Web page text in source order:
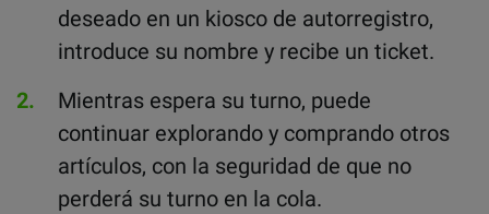
deseado en un kiosco de autorregistro,
introduce su nombre y recibe un ticket.
Mientras espera su turno, puede
continuar explorando y comprando otros
artículos, con la seguridad de que no
perderá su turno en la cola.